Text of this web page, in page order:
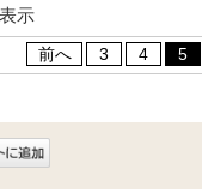
示
前へ 3 4 5